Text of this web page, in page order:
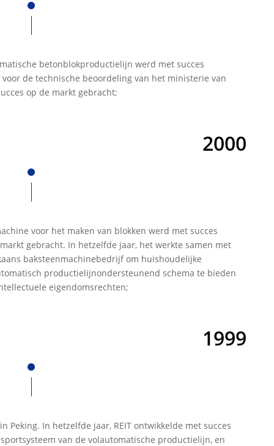
betonblokproductielijn werd met succes
de technische beoordeling van het ministerie van
op de markt gebracht;
2000
voor het maken van blokken werd met succes
gebracht. In hetzelfde jaar, het werkte samen met
baksteenmachinebedrijf om huishoudelijke
productielijnondersteunend schema te bieden
eigendomsrechten;
1999
Peking. In hetzelfde jaar, REIT ontwikkelde met succes
van de volautomatische productielijn, en